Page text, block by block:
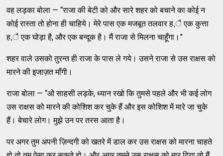
वह लड़का बोला — “राजा की बेटी को और सारे शहर को बचाने का कोई न
कोई रास्ता तो होना ही चाहिये। मेरे पास एक मजबूत तलवार ह,ै एक कुत्ता
ह,ै एक घोड़ा है, और एक बन्दूक है। मैं राजा से मिलना चाहूँगा।”
शहर वाले उसको तुरन्त ही राजा के पास ले गये। उसने राजा से उस राक्षस को
मारने की इजाज़त माँगी।
राजा बोला — “ओ साहसी लड़के, ध्यान रखो कि तुमसे पहले और भी कई लोग
उस राक्षस को मारने की कोशिश कर चुके हैं और इस कोशिश में मारे जा चुके
हैं। बेचारे लोग। मुझे उन पर तरस आता है।
पर अगर तुम अपनी ज़िन्दगी को खतरे में डाल कर उस राक्षस को मारना चाहते